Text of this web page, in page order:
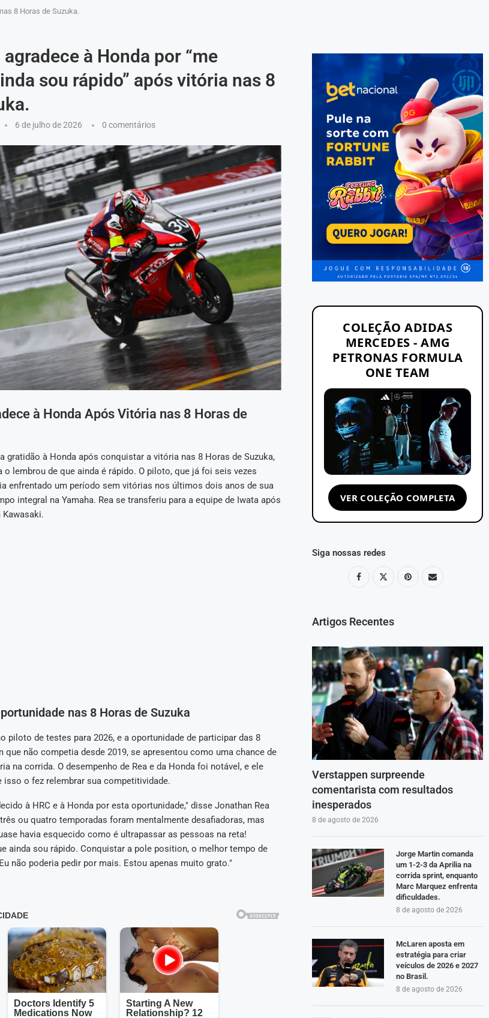
8 Horas de Suzuka.
à Honda por “me
sou rápido” após vitória nas 8
6 de julho de 2026 0 comentários
à Honda Após Vitória nas 8 Horas de
gratidão à Honda após conquistar a vitória nas 8 Horas de Suzuka,
o lembrou de que ainda é rápido. O piloto, que já foi seis vezes
enfrentado um período sem vitórias nos últimos dois anos de sua
integral na Yamaha. Rea se transferiu para a equipe de Iwata após
Kawasaki.
nas 8 Horas de Suzuka
piloto de testes para 2026, e a oportunidade de participar das 8
que não competia desde 2019, se apresentou como uma chance de
na corrida. O desempenho de Rea e da Honda foi notável, e ele
isso o fez relembrar sua competitividade.
à HRC e à Honda por esta oportunidade," disse Jonathan Rea
ou quatro temporadas foram mentalmente desafiadoras, mas
havia esquecido como é ultrapassar as pessoas na reta!
ainda sou rápido. Conquistar a pole position, o melhor tempo de
não poderia pedir por mais. Estou apenas muito grato."
COLEÇÃO ADIDAS
MERCEDES - AMG
PETRONAS FORMULA
ONE TEAM
VER COLEÇÃO COMPLETA
Siga nossas redes
Artigos Recentes
Verstappen surpreende
comentarista com resultados
inesperados
8 de agosto de 2026
Jorge Martin comanda
um 1-2-3 da Aprilia na
corrida sprint, enquanto
Marc Marquez enfrenta
dificuldades.
8 de agosto de 2026
McLaren aposta em
estratégia para criar
veículos de 2026 e 2027
no Brasil.
8 de agosto de 2026